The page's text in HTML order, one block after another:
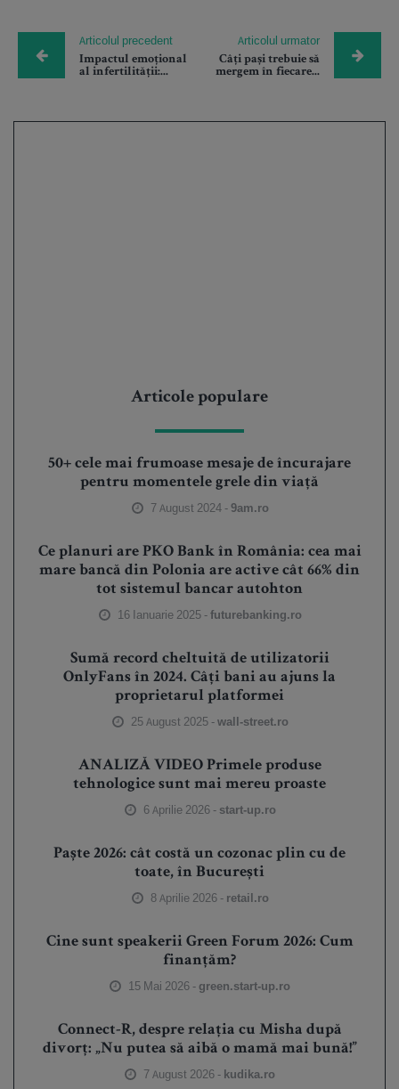
Articolul precedent
Impactul emoțional
al infertilității:...
Articolul urmator
Câți pași trebuie să
mergem în fiecare...
Articole populare
50+ cele mai frumoase mesaje de încurajare
pentru momentele grele din viață
7 August 2024 -9am.ro
Ce planuri are PKO Bank în România: cea mai
mare bancă din Polonia are active cât 66% din
tot sistemul bancar autohton
16 Ianuarie 2025 -futurebanking.ro
Sumă record cheltuită de utilizatorii
OnlyFans în 2024. Câți bani au ajuns la
proprietarul platformei
25 August 2025 -wall-street.ro
ANALIZĂ VIDEO Primele produse
tehnologice sunt mai mereu proaste
6 Aprilie 2026 - start-up.ro
Paște 2026: cât costă un cozonac plin cu de
toate, în București
8 Aprilie 2026 - retail.ro
Cine sunt speakerii Green Forum 2026: Cum
finanțăm?
15 Mai 2026 - green.start-up.ro
Connect-R, despre relația cu Misha după
divorț: „Nu putea să aibă o mamă mai bună!”
7 August 2026 - kudika.ro